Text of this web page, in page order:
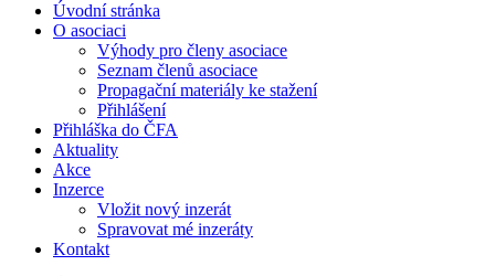
Úvodní stránka
O asociaci
Výhody pro členy asociace
Seznam členů asociace
Propagační materiály ke stažení
Přihlášení
Přihláška do ČFA
Aktuality
Akce
Inzerce
Vložit nový inzerát
Spravovat mé inzeráty
Kontakt